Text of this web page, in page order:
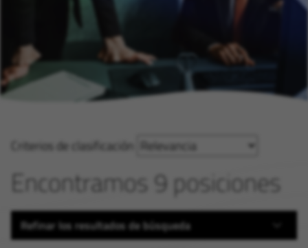
Criterios de clasificación
Encontramos 9 posiciones
Refinar los resultados de búsqueda